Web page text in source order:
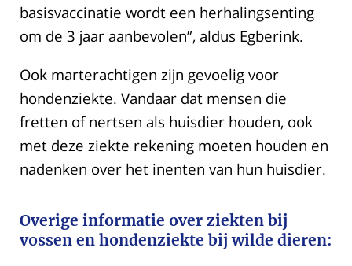
basisvaccinatie wordt een herhalingsenting
om de 3 jaar aanbevolen”, aldus Egberink.
Ook marterachtigen zijn gevoelig voor
hondenziekte. Vandaar dat mensen die
fretten of nertsen als huisdier houden, ook
met deze ziekte rekening moeten houden en
nadenken over het inenten van hun huisdier.
Overige informatie over ziekten bij
vossen en hondenziekte bij wilde dieren: